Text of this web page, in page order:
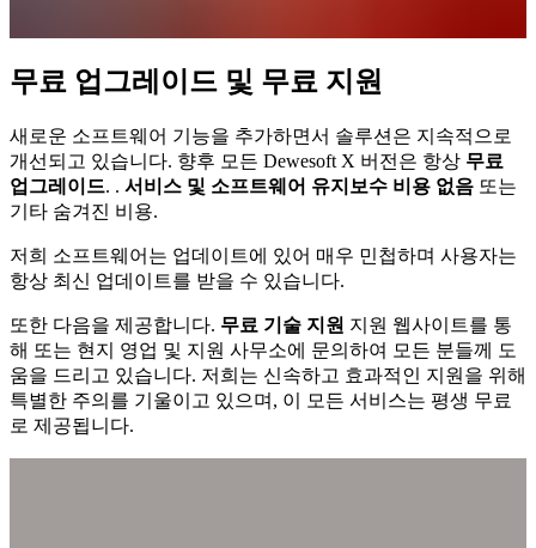
무료 업그레이드 및 무료 지원
새로운 소프트웨어 기능을 추가하면서 솔루션은 지속적으로
개선되고 있습니다. 향후 모든 Dewesoft X 버전은 항상 무료
업그레이드. . 서비스 및 소프트웨어 유지보수 비용 없음 또는
기타 숨겨진 비용.
저희 소프트웨어는 업데이트에 있어 매우 민첩하며 사용자는
항상 최신 업데이트를 받을 수 있습니다.
또한 다음을 제공합니다. 무료 기술 지원 지원 웹사이트를 통
해 또는 현지 영업 및 지원 사무소에 문의하여 모든 분들께 도
움을 드리고 있습니다. 저희는 신속하고 효과적인 지원을 위해
특별한 주의를 기울이고 있으며, 이 모든 서비스는 평생 무료
로 제공됩니다.